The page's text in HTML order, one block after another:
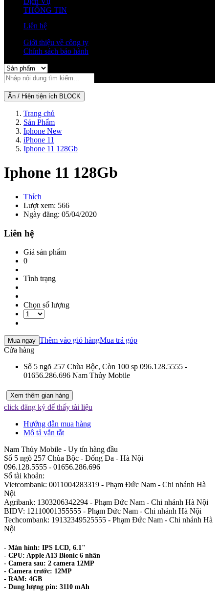
THÔNG TIN
Liên hệ
Giới thiệu về công ty
Chính sách bảo hành
Ẩn / Hiện tiện ích BLOCK
Trang chủ
Sản Phẩm
Iphone New
iPhone 11
Iphone 11 128Gb
Iphone 11 128Gb
Thích
Lượt xem: 566
Ngày đăng: 05/04/2020
Liên hệ
Giá sản phẩm
0
Tình trạng
Chọn số lượng
Mua ngay Thêm vào giỏ hàngMua trả góp
Cửa hàng
Số 5 ngõ 257 Chùa Bộc, Còn 100 sp 096.128.5555 -
01656.286.696 Nam Thủy Mobile
Xem thêm gian hàng
click đăng ký để thấy tài liệu
Hướng dẫn mua hàng
Mô tả vắn tắt
Nam Thủy Mobile - Uy tín hàng đầu
Số 5 ngõ 257 Chùa Bộc - Đống Đa - Hà Nội
096.128.5555 - 01656.286.696
Số tài khoản:
Vietcombank: 0011004283319 - Phạm Đức Nam - Chi nhánh Hà
Nội
Agribank: 1303206342294 - Phạm Đức Nam - Chi nhánh Hà Nội
BIDV: 12110001355555 - Phạm Đức Nam - Chi nhánh Hà Nội
Techcombank: 19132349525555 - Phạm Đức Nam - Chi nhánh Hà
Nội
- Màn hình: IPS LCD, 6.1"
- CPU: Apple A13 Bionic 6 nhân
- Camera sau: 2 camera 12MP
- Camera trước: 12MP
- RAM: 4GB
- Dung lượng pin: 3110 mAh